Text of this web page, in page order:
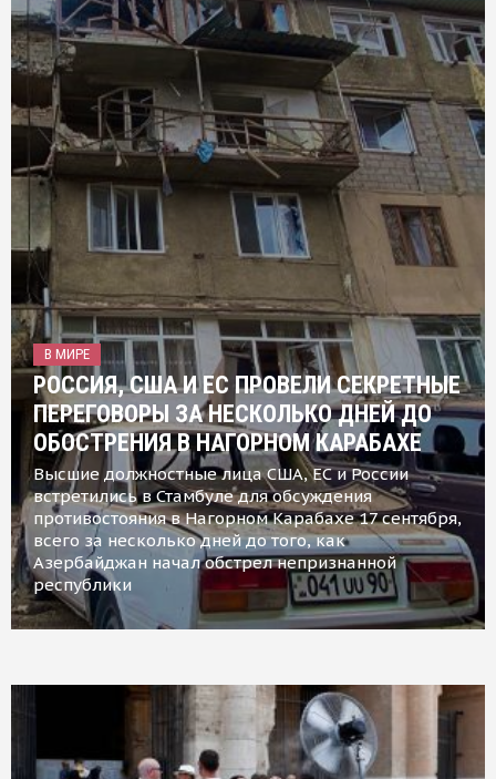
В МИРЕ
РОССИЯ, США И ЕС ПРОВЕЛИ СЕКРЕТНЫЕ
ПЕРЕГОВОРЫ ЗА НЕСКОЛЬКО ДНЕЙ ДО
ОБОСТРЕНИЯ В НАГОРНОМ КАРАБАХЕ
Высшие должностные лица США, ЕС и России
встретились в Стамбуле для обсуждения
противостояния в Нагорном Карабахе 17 сентября,
всего за несколько дней до того, как
Азербайджан начал обстрел непризнанной
республики